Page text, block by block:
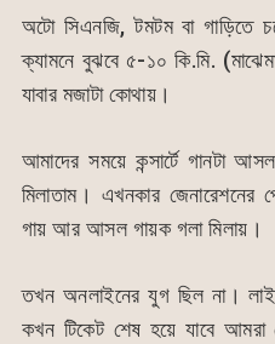
o
o
k
p
p
n
g
er
অটো সিএনজি, টমটম বা গাড়িতে
ক্যামনে বুঝবে ৫-১০ কি.মি.
যাবার মজাটা কোথায়।
আমাদের সময়ে কন্সার্টে গানটা
মিলাতাম। এখনকার জেনারেশনের
গায় আর আসল গায়ক গলা মিলায়।
তখন অনলাইনের যুগ ছিল না।
কখন টিকেট শেষ হয়ে যাবে